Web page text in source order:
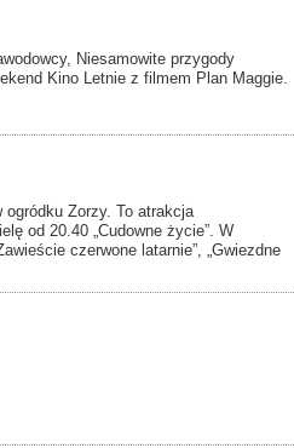
Niesamowite przygody
Kino Letnie z filmem Plan Maggie.
ogródku Zorzy. To atrakcja
od 20.40 „Cudowne życie”. W
czerwone latarnie”, „Gwiezdne